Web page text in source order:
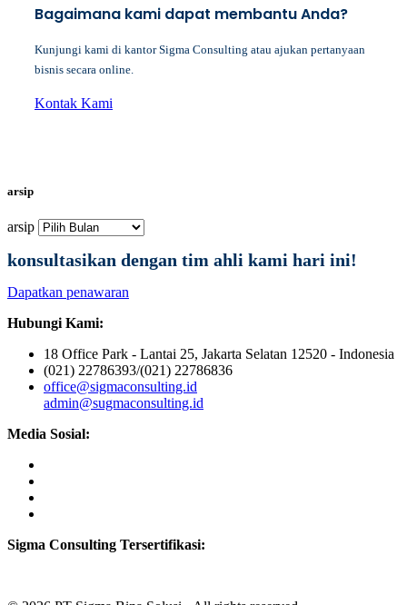
Bagaimana kami dapat membantu Anda?
Kunjungi kami di kantor Sigma Consulting atau ajukan pertanyaan
bisnis secara online.
Kontak Kami
arsip
arsip
konsultasikan dengan tim ahli kami hari ini!
Dapatkan penawaran
Hubungi Kami:
18 Office Park - Lantai 25, Jakarta Selatan 12520 - Indonesia
(021) 22786393/(021) 22786836
office@sigmaconsulting.id
admin@sugmaconsulting.id
Media Sosial:
Sigma Consulting Tersertifikasi: